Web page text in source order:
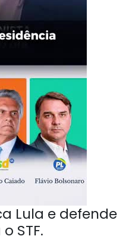
Lula e defende
STF.